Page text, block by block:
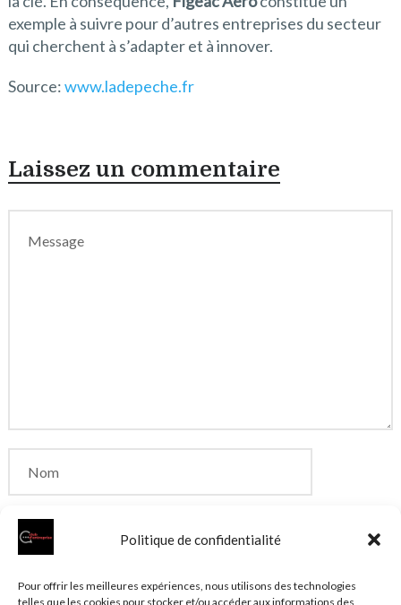
Politique de confidentialité
Pour offrir les meilleures expériences, nous utilisons des technologies
telles que les cookies pour stocker et/ou accéder aux informations des
exemple à suivre pour d’autres entreprises du secteur
qui cherchent à s’adapter et à innover.
Source:www.ladepeche.fr
Laissez un commentaire
Enregistrer mon nom, mon e-mail et mon site dans